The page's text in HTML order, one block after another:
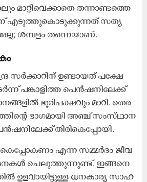
മാ​റ്റി​വെ​ക്കാ​തെ ത​ന്നാ​ണ്ട​ത്തെ
എ​ടു​ത്തു​കൊ​ടു​ക്കു​ന്ന​ത് സ​ത്യ​
ശ​മ്പ​ളം ത​ന്നെ​യാ​ണ്.
സ​ർ​ക്കാ​റി​ന് ഉ​ണ്ടാ​യ​ത് പ​ക്ഷേ
പ​ങ്കാ​ളി​ത്ത പെ​ൻ​ഷ​നി​ലേ​ക്ക്
ഭൂ​രി​പ​ക്ഷ​വും മാ​റി. തെ​ര​
ഭാ​ഗ​മാ​യി അ​ഞ്ച് സം​സ്​​ഥാ​ന​
തി​രി​കെ​പ്പോ​യി.
എ​ന്ന സ​മ്മ​ർ​ദം ജീ​വ​
ചെ​ലു​ത്തു​ന്നു​ണ്ട്. ഇ​ങ്ങ​നെ
ഉ​ള​വാ​യി​ട്ടു​ള്ള ധ​ന​കാ​ര്യ സാ​ഹ​